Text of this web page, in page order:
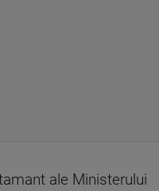
ale Ministerului